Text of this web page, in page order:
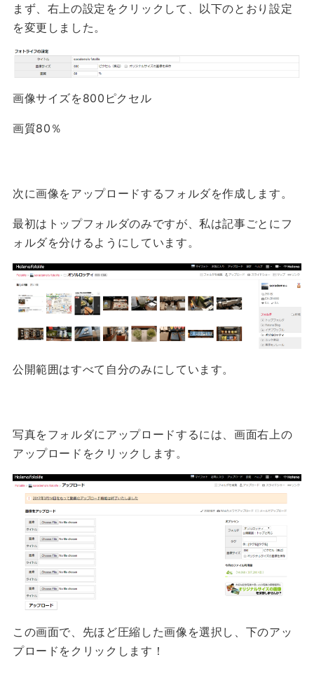
まず、右上の設定をクリックして、以下のとおり設定
を変更しました。
画像サイズを800ピクセル
画質80％
次に画像をアップロードするフォルダを作成します。
最初はトップフォルダのみですが、私は記事ごとにフ
ォルダを分けるようにしています。
公開範囲はすべて自分のみにしています。
写真をフォルダにアップロードするには、画面右上の
アップロードをクリックします。
この画面で、先ほど圧縮した画像を選択し、下のアッ
プロードをクリックします！